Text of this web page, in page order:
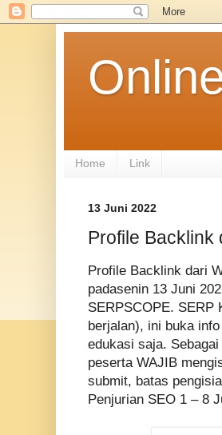
Home Link
13 Juni 2022
Profile Backlink
Profile Backlink dari
padasenin 13 Juni
SERPSCOPE. SERP
berjalan), ini buka
edukasi saja.
peserta WAJIB
submit, batas
Penjurian SEO 1 – 8